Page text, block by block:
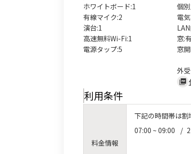
ホワイトボード:1
有線マイク:2
演台:1
高速無料Wi-Fi:1
電源タップ:5
個
電
窓:
窓
外
利用条件
料金情報
下記の時間帯は割
07:00 ~ 09:00
/